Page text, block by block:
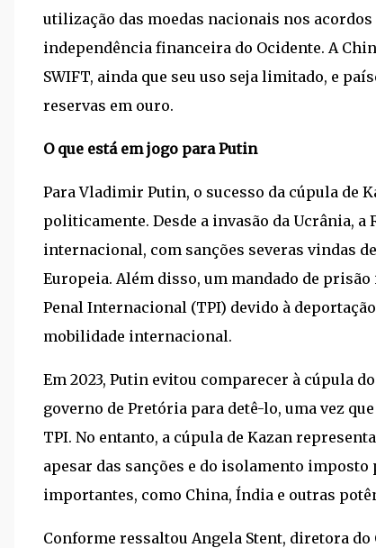
utilização das moedas nacionais nos
independência financeira do Ocidente. A
SWIFT, ainda que seu uso seja limitado, e
reservas em ouro.
O que está em jogo para Putin
Para Vladimir Putin, o sucesso da cúpula de
politicamente. Desde a invasão da Ucrânia,
internacional, com sanções severas vindas
Europeia. Além disso, um mandado de
Penal Internacional (TPI) devido à
mobilidade internacional.
Em 2023, Putin evitou comparecer à cúpula
governo de Pretória para detê-lo, uma vez
TPI. No entanto, a cúpula de Kazan
apesar das sanções e do isolamento
importantes, como China, Índia e outras
Conforme ressaltou Angela Stent, diretora do